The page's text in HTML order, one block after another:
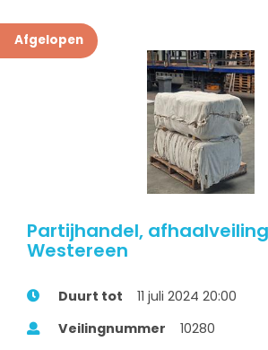
Afgelopen
Partijhandel,
Westereen
Duurt tot
11 juli 2024 20:00
Veilingnummer
10280